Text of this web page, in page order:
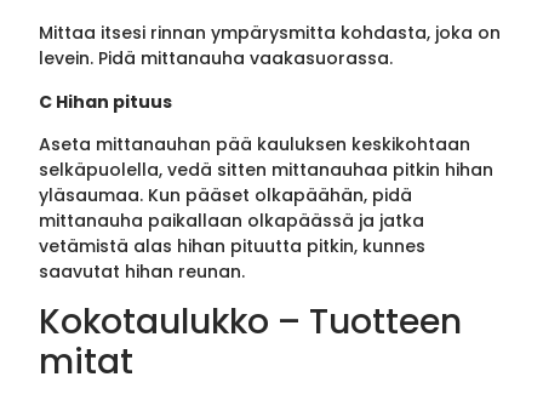
Mittaa itsesi rinnan ympärysmitta kohdasta, joka on
levein. Pidä mittanauha vaakasuorassa.
C Hihan pituus
Aseta mittanauhan pää kauluksen keskikohtaan
selkäpuolella, vedä sitten mittanauhaa pitkin hihan
yläsaumaa. Kun pääset olkapäähän, pidä
mittanauha paikallaan olkapäässä ja jatka
vetämistä alas hihan pituutta pitkin, kunnes
saavutat hihan reunan.
Kokotaulukko – Tuotteen
mitat